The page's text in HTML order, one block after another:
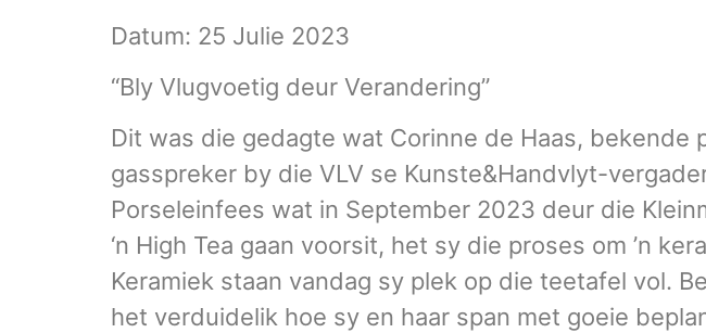
Datum: 25 Julie 2023
“Bly Vlugvoetig deur Verandering”
Dit was die gedagte wat Corinne de Haas, bekende
gasspreker by die VLV se Kunste&Handvlyt-
Porseleinfees wat in September 2023 deur die
‘n High Tea gaan voorsit, het sy die proses om ’n
Keramiek staan vandag sy plek op die teetafel vol.
het verduidelik hoe sy en haar span met goeie